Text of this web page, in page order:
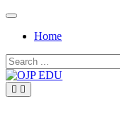
Skip
contentHome
Search
for: